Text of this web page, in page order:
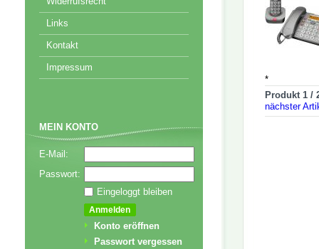
Links
Kontakt
Impressum
MEIN KONTO
E-Mail:
Passwort:
Eingeloggt bleiben
Konto eröffnen
Passwort vergessen
*
Produkt 1 /
nächster